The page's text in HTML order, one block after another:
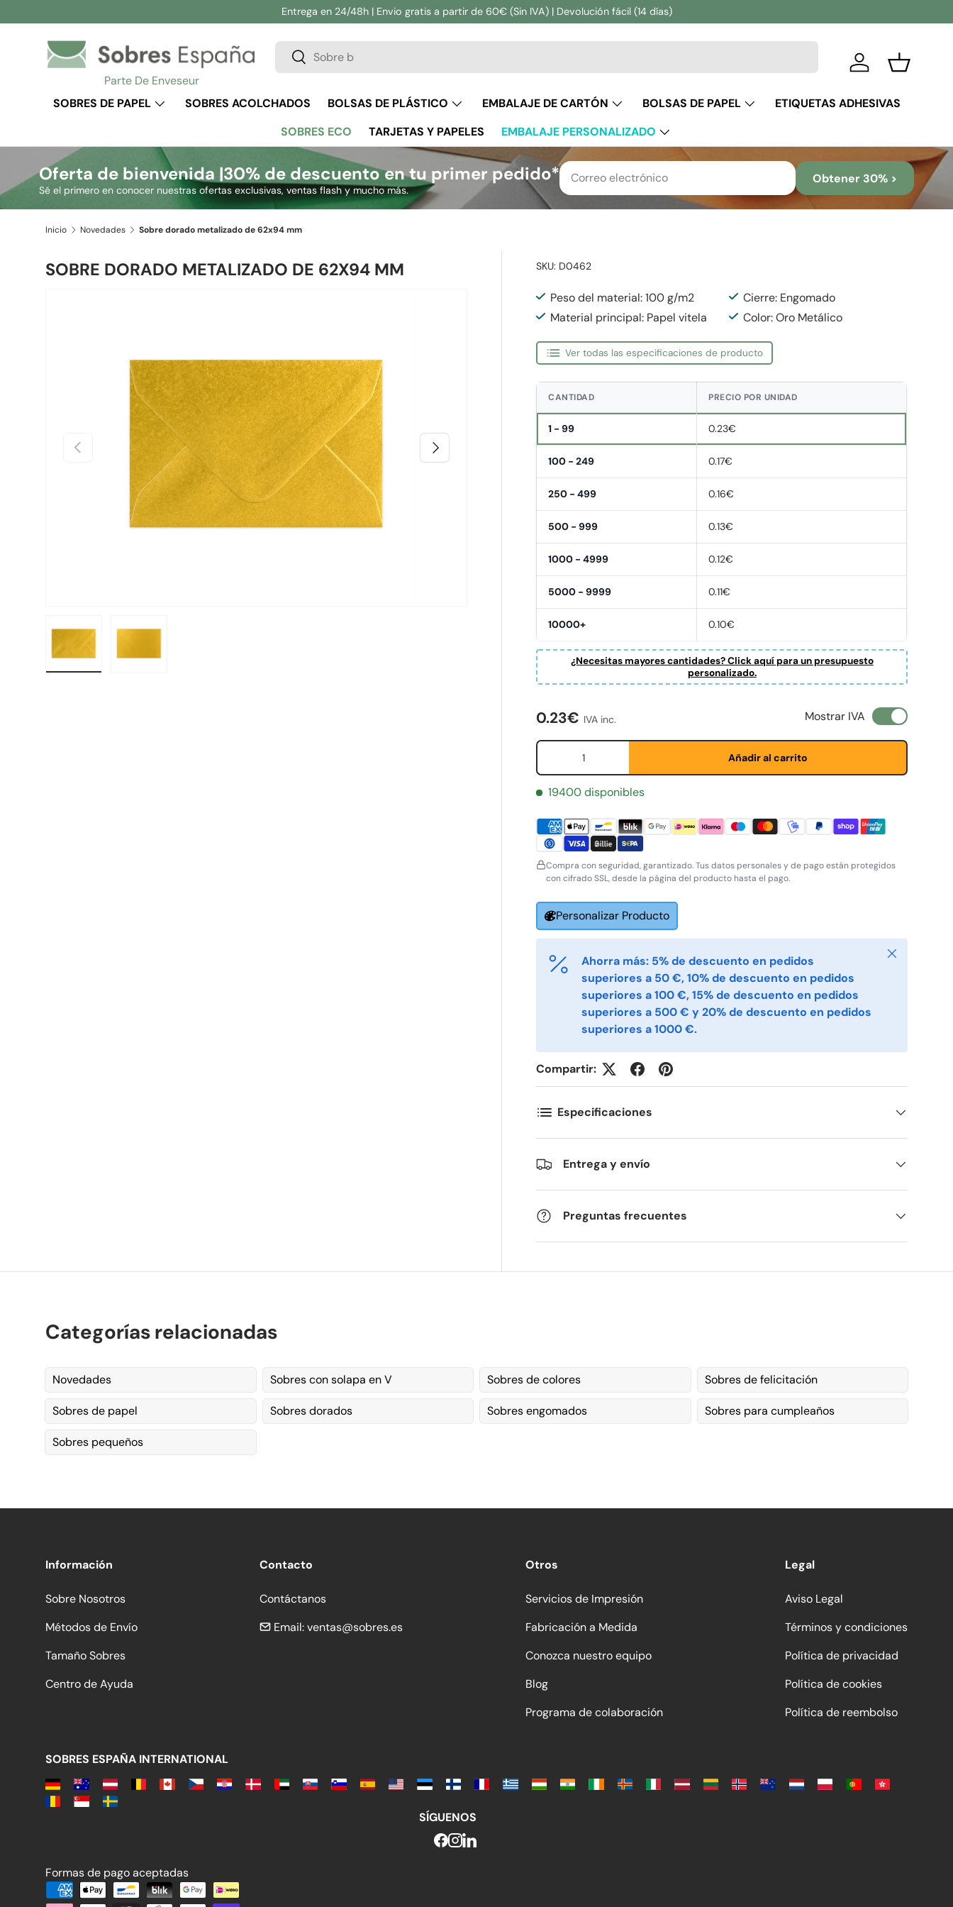
Ir al contenido
Entrega en 24/48h | Envio gratis a partir de 60€ (Sin IVA) | Devolución fácil (14 días)
Parte De Enveseur
Buscar
Buscar
Iniciar sesión
Cesta
SOBRES DE PAPEL SOBRES ACOLCHADOS BOLSAS DE PLÁSTICO EMBALAJE DE CARTÓN BOLSAS DE PAPEL
ETIQUETAS ADHESIVAS
SOBRES ECO
TARJETAS Y PAPELES EMBALAJE PERSONALIZADO
Oferta de bienvenida |30% de descuento en tu primer pedido*
Sé el primero en conocer nuestras ofertas exclusivas, ventas flash y mucho más.
Obtener 30% >
Inicio Novedades Sobre dorado metalizado de 62x94 mm
SOBRE DORADO METALIZADO DE 62X94 MM
Anterior Siguiente
SKU: D0462
Peso del material: 100 g/m2
Cierre: Engomado
Material principal: Papel vitela
Color: Oro Metálico
Ver todas las especificaciones de producto
CANTIDAD PRECIO POR UNIDAD
1 - 99 0.23€
100 - 249 0.17€
250 - 499 0.16€
500 - 999 0.13€
1000 - 4999 0.12€
5000 - 9999 0.11€
10000+ 0.10€
¿Necesitas mayores cantidades? Click aquí para un presupuesto
personalizado.
Precio normal
0.23€ IVA inc. Mostrar IVA
Cant.
Añadir al carrito
19400 disponibles
Compra con seguridad, garantizado. Tus datos personales y de pago están protegidos
con cifrado SSL, desde la página del producto hasta el pago.
Personalizar Producto
Ahorra más: 5% de descuento en pedidos
superiores a 50 €, 10% de descuento en pedidos
superiores a 100 €, 15% de descuento en pedidos
superiores a 500 € y 20% de descuento en pedidos
superiores a 1000 €.
Cerrar
Compartir:
Especificaciones
Entrega y envío
Preguntas frecuentes
Categorías relacionadas
Novedades Sobres con solapa en V Sobres de colores Sobres de felicitación
Sobres de papel Sobres dorados Sobres engomados Sobres para cumpleaños
Sobres pequeños
Información
Sobre Nosotros
Métodos de Envío
Tamaño Sobres
Centro de Ayuda
Contacto
Contáctanos
Email:ventas@sobres.es
Otros
Servicios de Impresión
Fabricación a Medida
Conozca nuestro equipo
Blog
Programa de colaboración
Legal
Aviso Legal
Términos y condiciones
Política de privacidad
Política de cookies
Política de reembolso
SOBRES ESPAÑA INTERNATIONAL
SÍGUENOS
Formas de pago aceptadas
Formas de pago aceptadas